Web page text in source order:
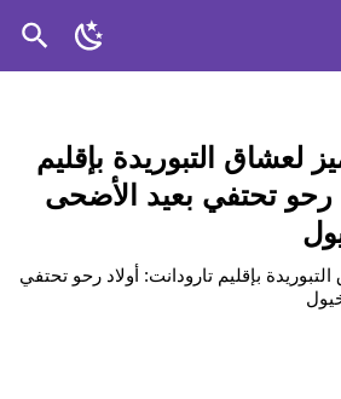
لعشاق التبوريدة بإقليم
رحو تحتفي بعيد الأضحى